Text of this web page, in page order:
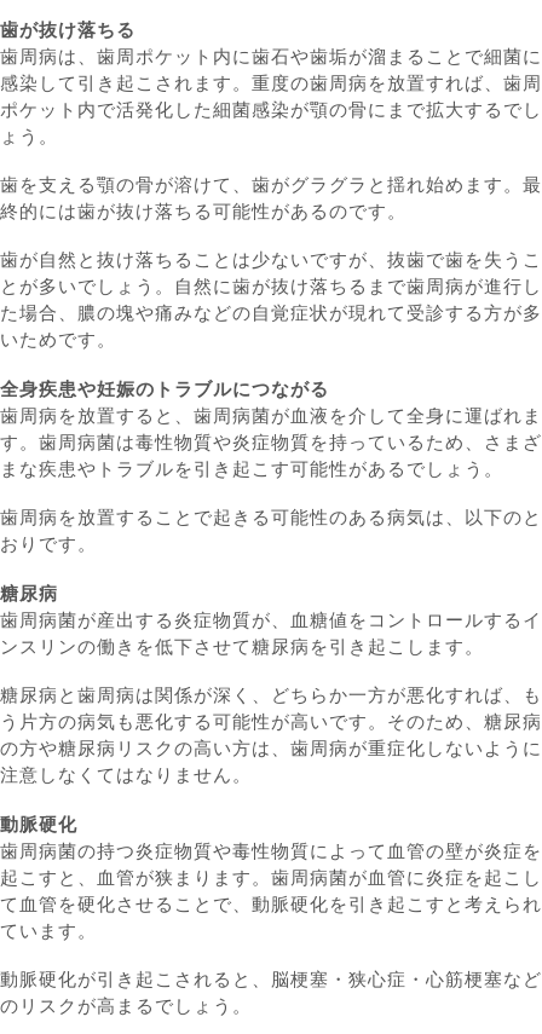
歯が抜け落ちる
歯周病は、歯周ポケット内に歯石や歯垢が溜まることで細菌に
感染して引き起こされます。重度の歯周病を放置すれば、歯周
ポケット内で活発化した細菌感染が顎の骨にまで拡大するでし
ょう。
歯を支える顎の骨が溶けて、歯がグラグラと揺れ始めます。最
終的には歯が抜け落ちる可能性があるのです。
歯が自然と抜け落ちることは少ないですが、抜歯で歯を失うこ
とが多いでしょう。自然に歯が抜け落ちるまで歯周病が進行し
た場合、膿の塊や痛みなどの自覚症状が現れて受診する方が多
いためです。
全身疾患や妊娠のトラブルにつながる
歯周病を放置すると、歯周病菌が血液を介して全身に運ばれま
す。歯周病菌は毒性物質や炎症物質を持っているため、さまざ
まな疾患やトラブルを引き起こす可能性があるでしょう。
歯周病を放置することで起きる可能性のある病気は、以下のと
おりです。
糖尿病
歯周病菌が産出する炎症物質が、血糖値をコントロールするイ
ンスリンの働きを低下させて糖尿病を引き起こします。
糖尿病と歯周病は関係が深く、どちらか一方が悪化すれば、も
う片方の病気も悪化する可能性が高いです。そのため、糖尿病
の方や糖尿病リスクの高い方は、歯周病が重症化しないように
注意しなくてはなりません。
動脈硬化
歯周病菌の持つ炎症物質や毒性物質によって血管の壁が炎症を
起こすと、血管が狭まります。歯周病菌が血管に炎症を起こし
て血管を硬化させることで、動脈硬化を引き起こすと考えられ
ています。
動脈硬化が引き起こされると、脳梗塞・狭心症・心筋梗塞など
のリスクが高まるでしょう。